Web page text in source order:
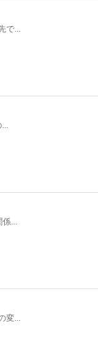
で...
係...
変...